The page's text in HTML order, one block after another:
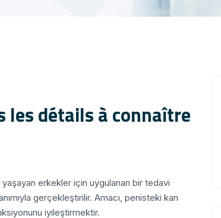
les détails à connaître
erkekler için uygulanan bir tedavi
gerçekleştirilir. Amacı, penisteki kan
iyileştirmektir.